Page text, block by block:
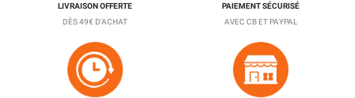
LIVRAISON OFFERTE
DÈS 49€ D'ACHAT
PAIEMENT SÉCURISÉ
AVEC CB ET PAYPAL